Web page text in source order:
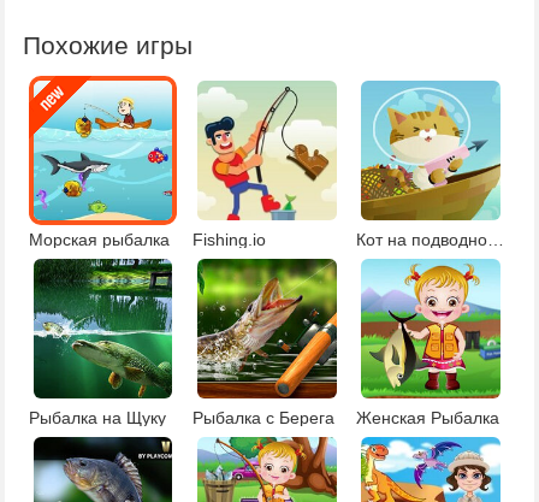
Похожие игры
Морская рыбалка Fishing.io Кот на подводной рыбалке
Рыбалка на Щуку Рыбалка с Берега Женская Рыбалка